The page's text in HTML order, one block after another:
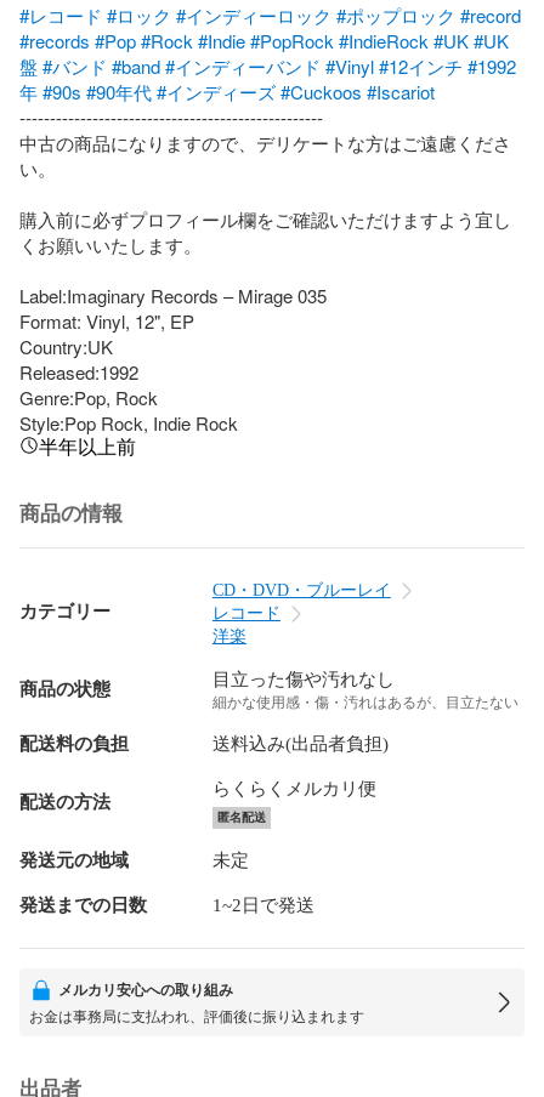
#レコード #ロック #インディーロック #ポップロック #record
#records #Pop#Rock #Indie#PopRock #IndieRock #UK#UK
盤 #バンド #band#インディーバンド #Vinyl#12インチ #1992
年#90s #90年代#インディーズ#Cuckoos #Iscariot
--------------------------------------------------
中古の商品になりますので、デリケートな方はご遠慮くださ
い。
購入前に必ずプロフィール欄をご確認いただけますよう宜し
くお願いいたします。
Label:Imaginary Records – Mirage 035
Format: Vinyl, 12", EP
Country:UK
Released:1992
Genre:Pop, Rock
Style:Pop Rock, Indie Rock
半年以上前
商品の情報
カテゴリー
CD・DVD・ブルーレイ
レコード
洋楽
商品の状態 目立った傷や汚れなし
細かな使用感・傷・汚れはあるが、目立たない
配送料の負担 送料込み(出品者負担)
配送の方法
らくらくメルカリ便
匿名配送
発送元の地域 未定
発送までの日数 1~2日で発送
メルカリ安心への取り組み
お金は事務局に支払われ、評価後に振り込まれます
出品者